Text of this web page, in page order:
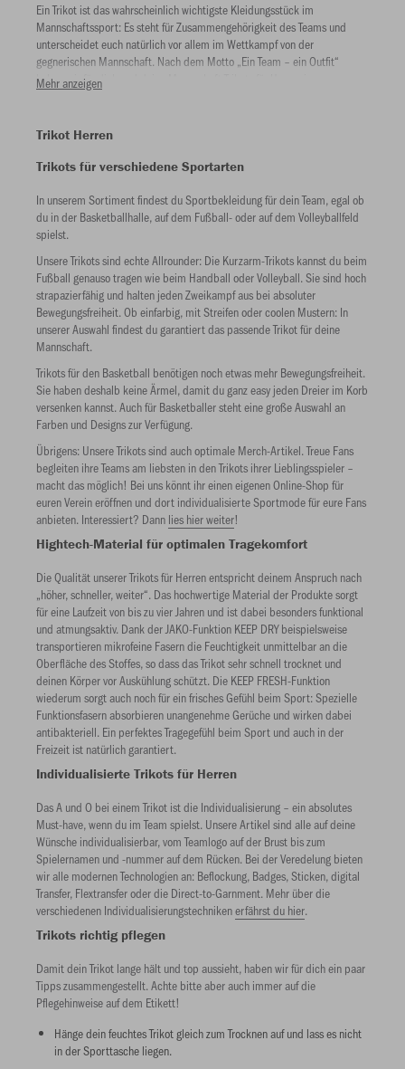
Ein Trikot ist das wahrscheinlich wichtigste Kleidungsstück im
Mannschaftssport: Es steht für Zusammengehörigkeit des Teams und
unterscheidet euch natürlich vor allem im Wettkampf von der
gegnerischen Mannschaft. Nach dem Motto „Ein Team – ein Outfit“
haben wir für dich und deine Mannschaft Trikots für Herren in
verschiedensten Ausführungen im Angebot, die alle individualisierbar
Mehr anzeigen
Trikot Herren
Trikots für verschiedene Sportarten
In unserem Sortiment findest du Sportbekleidung für dein Team, egal ob
du in der Basketballhalle, auf dem Fußball- oder auf dem Volleyballfeld
spielst.
Unsere Trikots sind echte Allrounder: Die Kurzarm-Trikots kannst du beim
Fußball genauso tragen wie beim Handball oder Volleyball. Sie sind hoch
strapazierfähig und halten jeden Zweikampf aus bei absoluter
Bewegungsfreiheit. Ob einfarbig, mit Streifen oder coolen Mustern: In
unserer Auswahl findest du garantiert das passende Trikot für deine
Mannschaft.
Trikots für den Basketball benötigen noch etwas mehr Bewegungsfreiheit.
Sie haben deshalb keine Ärmel, damit du ganz easy jeden Dreier im Korb
versenken kannst. Auch für Basketballer steht eine große Auswahl an
Farben und Designs zur Verfügung.
Übrigens: Unsere Trikots sind auch optimale Merch-Artikel. Treue Fans
begleiten ihre Teams am liebsten in den Trikots ihrer Lieblingsspieler –
macht das möglich! Bei uns könnt ihr einen eigenen Online-Shop für
euren Verein eröffnen und dort individualisierte Sportmode für eure Fans
anbieten. Interessiert? Dann lies hier weiter!
Hightech-Material für optimalen Tragekomfort
Die Qualität unserer Trikots für Herren entspricht deinem Anspruch nach
„höher, schneller, weiter“. Das hochwertige Material der Produkte sorgt
für eine Laufzeit von bis zu vier Jahren und ist dabei besonders funktional
und atmungsaktiv. Dank der JAKO-Funktion KEEP DRY beispielsweise
transportieren mikrofeine Fasern die Feuchtigkeit unmittelbar an die
Oberfläche des Stoffes, so dass das Trikot sehr schnell trocknet und
deinen Körper vor Auskühlung schützt. Die KEEP FRESH-Funktion
wiederum sorgt auch noch für ein frisches Gefühl beim Sport: Spezielle
Funktionsfasern absorbieren unangenehme Gerüche und wirken dabei
antibakteriell. Ein perfektes Tragegefühl beim Sport und auch in der
Freizeit ist natürlich garantiert.
Individualisierte Trikots für Herren
Das A und O bei einem Trikot ist die Individualisierung – ein absolutes
Must-have, wenn du im Team spielst. Unsere Artikel sind alle auf deine
Wünsche individualisierbar, vom Teamlogo auf der Brust bis zum
Spielernamen und -nummer auf dem Rücken. Bei der Veredelung bieten
wir alle modernen Technologien an: Beflockung, Badges, Sticken, digital
Transfer, Flextransfer oder die Direct-to-Garnment. Mehr über die
verschiedenen Individualisierungstechnikenerfährst du hier.
Trikots richtig pflegen
Damit dein Trikot lange hält und top aussieht, haben wir für dich ein paar
Tipps zusammengestellt. Achte bitte aber auch immer auf die
Pflegehinweise auf dem Etikett!
Hänge dein feuchtes Trikot gleich zum Trocknen auf und lass es nicht
in der Sporttasche liegen.